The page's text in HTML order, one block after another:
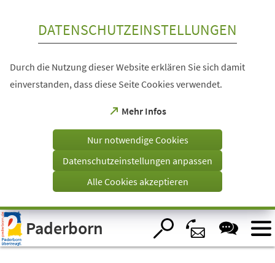
Visuelle
Assistenzsoftware
öffnen.
DATENSCHUTZEINSTELLUNGEN
Durch die Nutzung dieser Website erklären Sie sich damit
einverstanden, dass diese Seite Cookies verwendet.
Mehr Infos
(Öffnet
einem
Tab)
Nur notwendige Cookies
Datenschutzeinstellungen anpassen
Alle Cookies akzeptieren
Paderborn